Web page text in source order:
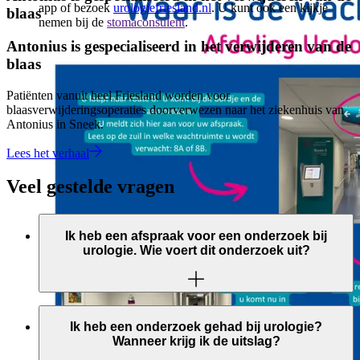
app of bezoek urologiefriesland.nl. U kunt ook een kijkje
nemen bij de stomaconsulent.
blaas
Antonius is gespecialiseerd in het verwijderen van de
blaas
Patiënten vanuit heel Friesland worden voor
blaasverwijderingsoperaties doorverwezen naar het ziekenhuis van
Antonius in Sneek.
Lees het verhaal
Veel gestelde vragen
Ik heb een afspraak voor een onderzoek bij
urologie. Wie voert dit onderzoek uit?
Kleine onderzoeken worden vaak door een verpleegkundige
uitgevoerd. Grotere onderzoeken worden daarentegen door
een arts of physician assistant uitgevoerd. U krijgt een folder
Ik heb een onderzoek gehad bij urologie?
Wanneer krijg ik de uitslag?